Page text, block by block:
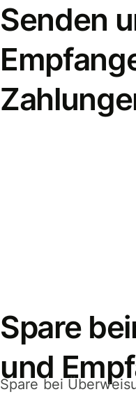
Senden
Spare
und
Spare bei